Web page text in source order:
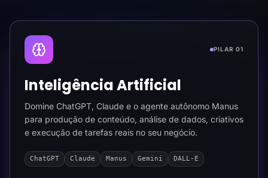
PILAR 01
Inteligência Artificial
Domine ChatGPT, Claude e o agente autônomo Manus
para produção de conteúdo, análise de dados, criativos
e execução de tarefas reais no seu negócio.
ChatGPT Claude Manus Gemini DALL-E